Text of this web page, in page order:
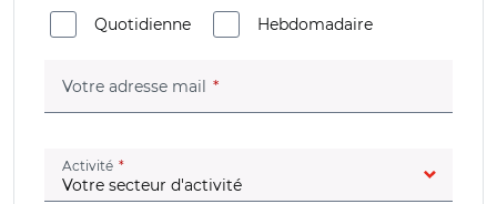
Quotidienne
Hebdomadaire
Votre adresse mail (champ obligatoire)
Activité (champ obligatoire)